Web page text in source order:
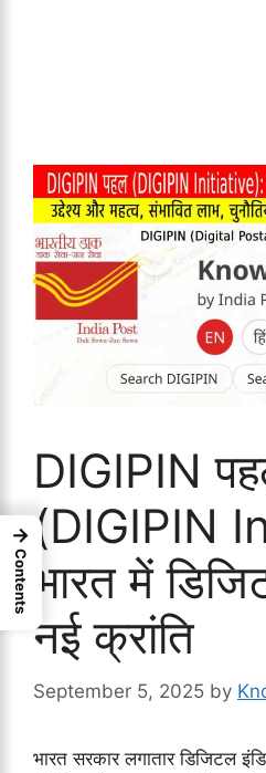
DIGIPIN
(DIGIPIN
भारत में
नई क्रांति
September 5, 2025 by
भारत सरकार लगातार डिजिटल
→
Contents